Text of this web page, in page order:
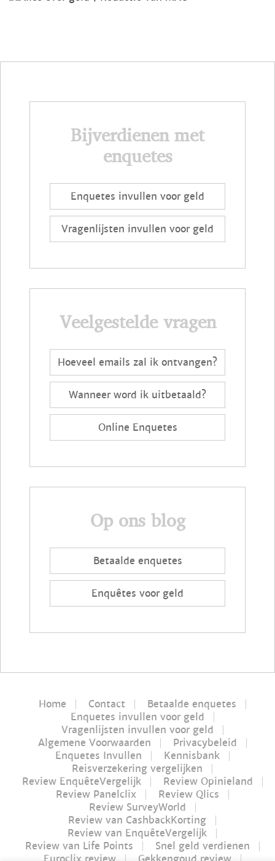
Bijverdienen met
enquetes
Enquetes invullen voor geld
Vragenlijsten invullen voor geld
Veelgestelde vragen
Hoeveel emails zal ik ontvangen?
Wanneer word ik uitbetaald?
Online Enquetes
Op ons blog
Betaalde enquetes
Enquêtes voor geld
Home Contact
Betaalde enquetes
Enquetes invullen voor geld
Vragenlijsten invullen voor geld
Algemene Voorwaarden
Privacybeleid
Enquetes Invullen
Kennisbank
Reisverzekering vergelijken
Review EnquêteVergelijk
Review Opinieland
Review Panelclix
Review Qlics
Review SurveyWorld
Review van CashbackKorting
Review van EnquêteVergelijk
Review van Life Points
Snel geld verdienen